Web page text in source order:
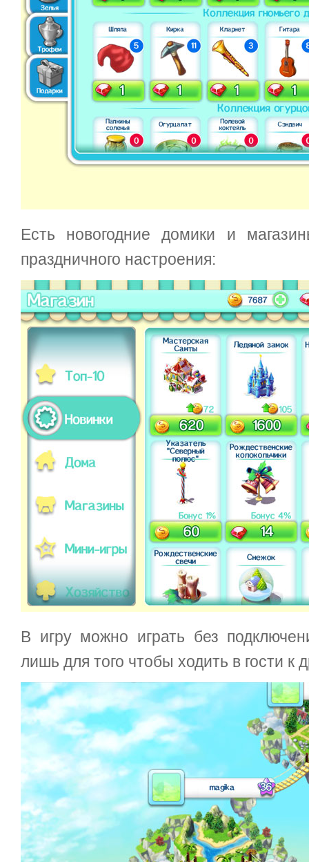
Есть новогодние домики и
праздничного настроения:
В игру можно играть без
лишь для того чтобы ходить в гости к